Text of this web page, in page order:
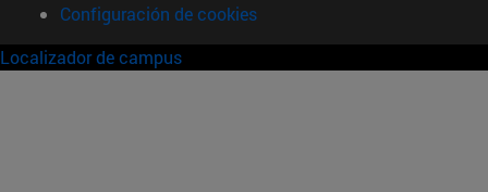
Configuración de cookies
Localizador de campus